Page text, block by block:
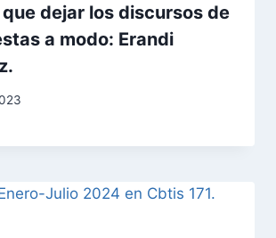
que dejar los discursos de
a modo: Erandi